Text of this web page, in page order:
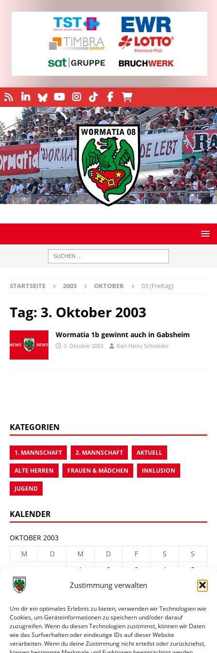
Zustimmung verwalten
Um dir ein optimales Erlebnis zu bieten, verwenden wir Technologien wie
Cookies, um Geräteinformationen zu speichern und/oder darauf
zuzugreifen. Wenn du diesen Technologien zustimmst, können wir Daten
wie das Surfverhalten oder eindeutige IDs auf dieser Website
verarbeiten. Wenn du deine Zustimmung nicht erteilst oder zurückziehst,
STARTSEITE 2003 OKTOBER 03 (Freitag)
Tag: 3. Oktober 2003
Wormatia 1b gewinnt auch in Gabsheim
3. Oktober 2003 Karl-Heinz Schneider
KATEGORIEN
1. MANNSCHAFT 2. MANNSCHAFT AKTUELL
ALTE HERREN FRAUEN & MÄDCHEN INKLUSION
JUGEND
KALENDER
OKTOBER 2003
M
D M D F S
S
1
2 3 4
5
6
8 9 10
20
21 22 23 24 25
27
28 29 30
31
« Sep.
Nov. »